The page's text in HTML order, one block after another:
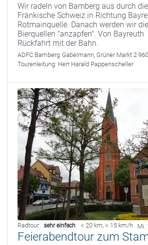
Wir radeln von Bamberg aus durch die
Fränkische Schweiz in Richtung
Rotmainquelle. Danach werden wir die
Bierquellen "anzapfen". Von Bayreuth
Rückfahrt mit der Bahn.
ADFC Bamberg Gabelmann, Grüner Markt 2
Tourenleitung: Herr Harald Pappenscheller
Radtour sehr einfach < 20 km, < 15 km/h Mi.
Feierabendtour zum